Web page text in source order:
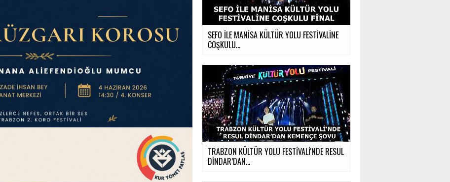
SEFO İLE MANİSA KÜLTÜR YOLU FESTİVALİNE
COŞKULU...
TRABZON KÜLTÜR YOLU FESTİVALİ'NDE RESUL
DİNDAR’DAN...